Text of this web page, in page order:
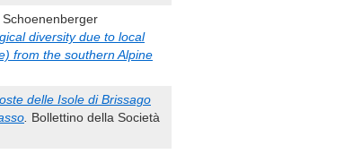
diversity due to local
from the southern Alpine
delle Isole di Brissago
Bollettino della Società